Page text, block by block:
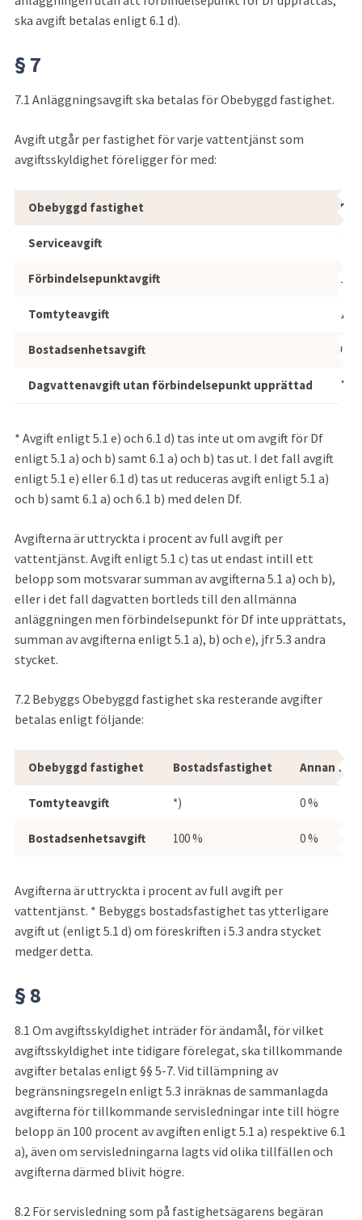
ska avgift betalas enligt 6.1 d).
§ 7
7.1 Anläggningsavgift ska betalas för Obebyggd fastighet.
Avgift utgår per fastighet för varje vattentjänst som
avgiftsskyldighet föreligger för med:
Avgift utgår per fastighet för varje
Obebyggd fastighet
Serviceavgift 100
Förbindelsepunktavgift 100
Tomtyteavgift 100
Bostadsenhetsavgift 0 %
Dagvattenavgift utan förbindelsepunkt upprättad 100
* Avgift enligt 5.1 e) och 6.1 d) tas inte ut om avgift för Df
enligt 5.1 a) och b) samt 6.1 a) och b) tas ut. I det fall avgift
enligt 5.1 e) eller 6.1 d) tas ut reduceras avgift enligt 5.1 a)
och b) samt 6.1 a) och 6.1 b) med delen Df.
Avgifterna är uttryckta i procent av full avgift per
vattentjänst. Avgift enligt 5.1 c) tas ut endast intill ett
belopp som motsvarar summan av avgifterna 5.1 a) och b),
eller i det fall dagvatten bortleds till den allmänna
anläggningen men förbindelsepunkt för Df inte upprättats,
summan av avgifterna enligt 5.1 a), b) och e), jfr 5.3 andra
stycket.
7.2 Bebyggs Obebyggd fastighet ska resterande avgifter
betalas enligt följande:
Bebyggs Obebyggd fastighet ska
Obebyggd fastighet Bostadsfastighet Annan
Tomtyteavgift *) 0 %
Bostadsenhetsavgift 100 % 0 %
Avgifterna är uttryckta i procent av full avgift per
vattentjänst. * Bebyggs bostadsfastighet tas ytterligare
avgift ut (enligt 5.1 d) om föreskriften i 5.3 andra stycket
medger detta.
§ 8
8.1 Om avgiftsskyldighet inträder för ändamål, för vilket
avgiftsskyldighet inte tidigare förelegat, ska tillkommande
avgifter betalas enligt §§ 5-7. Vid tillämpning av
begränsningsregeln enligt 5.3 inräknas de sammanlagda
avgifterna för tillkommande servisledningar inte till högre
belopp än 100 procent av avgiften enligt 5.1 a) respektive 6.1
a), även om servisledningarna lagts vid olika tillfällen och
avgifterna därmed blivit högre.
8.2 För servisledning som på fastighetsägarens begäran